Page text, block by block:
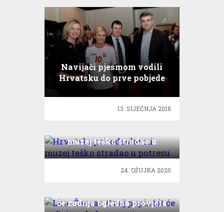
Navijači pjesmom vodili
Hrvatsku do prve pobjede
na Europskom prvenstvu
13. SIJEČNJA 2018.
muzej teško stradao u
potresu
24. OŽUJKA 2020.
će zadnja ogledna provjera